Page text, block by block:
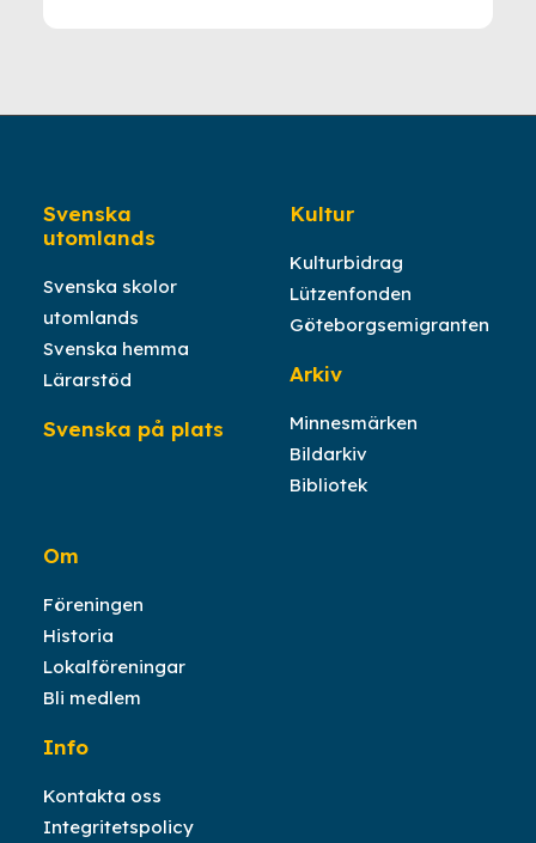
Svenska
utomlands
Svenska skolor
utomlands
Svenska hemma
Lärarstöd
Svenska på plats
Kultur
Kulturbidrag
Lützenfonden
Göteborgsemigranten
Arkiv
Minnesmärken
Bildarkiv
Bibliotek
Om
Föreningen
Historia
Lokalföreningar
Bli medlem
Info
Kontakta oss
Integritetspolicy